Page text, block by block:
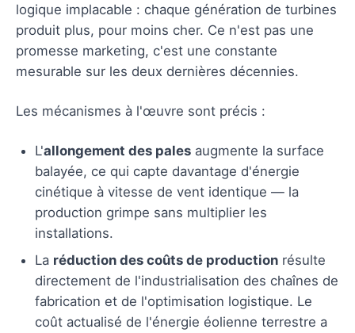
logique implacable : chaque génération de turbines
produit plus, pour moins cher. Ce n'est pas une
promesse marketing, c'est une constante
mesurable sur les deux dernières décennies.
Les mécanismes à l'œuvre sont précis :
L'allongement des pales augmente la surface
balayée, ce qui capte davantage d'énergie
cinétique à vitesse de vent identique — la
production grimpe sans multiplier les
installations.
La réduction des coûts de production résulte
directement de l'industrialisation des chaînes de
fabrication et de l'optimisation logistique. Le
coût actualisé de l'énergie éolienne terrestre a